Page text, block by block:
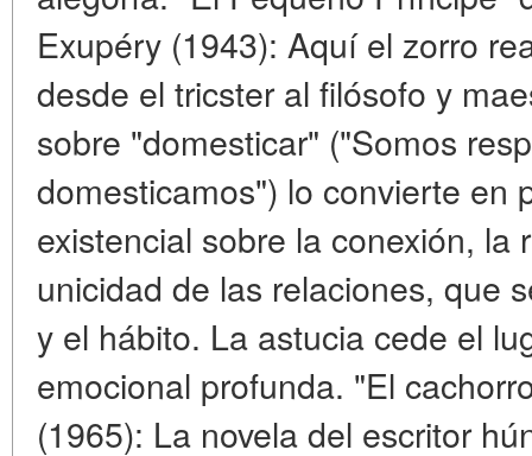
Exupéry (1943): Aquí el zorro
desde el tricster al filósofo y
sobre "domesticar" ("Somos
domesticamos") lo convierte en
existencial sobre la conexión, la
unicidad de las relaciones, que
y el hábito. La astucia cede el
emocional profunda. "El
(1965): La novela del escritor